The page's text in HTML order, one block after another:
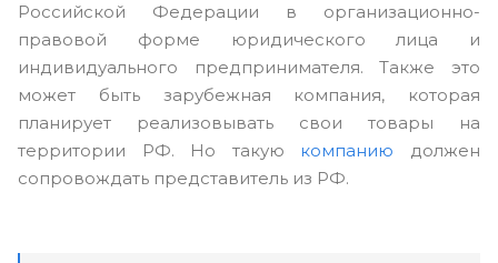
Российской Федерации в организационно-
правовой форме юридического лица и
индивидуального предпринимателя. Также это
может быть зарубежная компания, которая
планирует реализовывать свои товары на
территории РФ. Но такую компанию должен
сопровождать представитель из РФ.